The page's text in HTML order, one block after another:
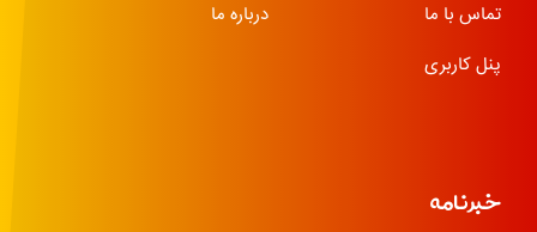
تماس با ما
درباره ما
پنل کاربری
خبرنامه